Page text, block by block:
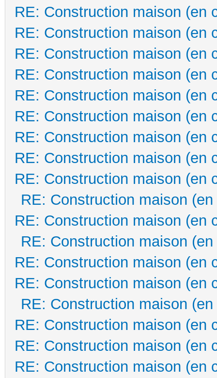
RE: Construction maison (en
RE: Construction maison (en
RE: Construction maison (en
RE: Construction maison (en
RE: Construction maison (en
RE: Construction maison (en
RE: Construction maison (en
RE: Construction maison (en
RE: Construction maison (en
RE: Construction maison
RE: Construction maison (en
RE: Construction maison
RE: Construction maison (en
RE: Construction maison (en
RE: Construction maison
RE: Construction maison (en
RE: Construction maison (en
RE: Construction maison (en